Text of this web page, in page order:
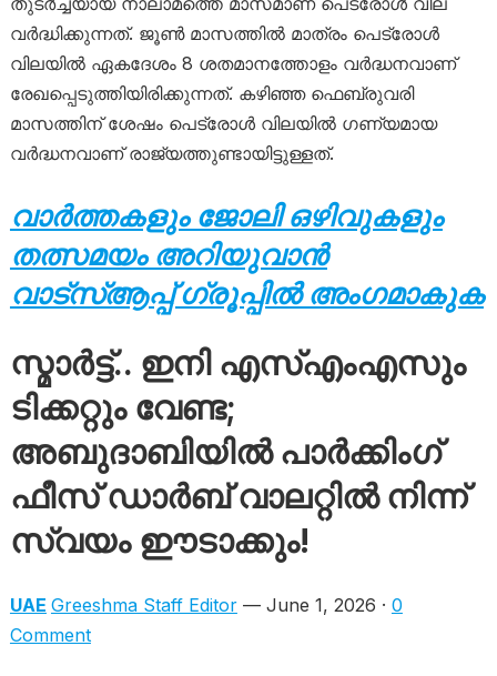
വർദ്ധിക്കുന്നത്. ജൂൺ മാസത്തിൽ മാത്രം പെട്രോൾ
വിലയിൽ ഏകദേശം 8 ശതമാനത്തോളം വർദ്ധനവാണ്
രേഖപ്പെടുത്തിയിരിക്കുന്നത്. കഴിഞ്ഞ ഫെബ്രുവരി
മാസത്തിന് ശേഷം പെട്രോൾ വിലയിൽ ഗണ്യമായ
വർദ്ധനവാണ് രാജ്യത്തുണ്ടായിട്ടുള്ളത്.
വാർത്തകളും ജോലി ഒഴിവുകളും
തത്സമയം അറിയുവാൻ
വാട്സ്ആപ്പ് ഗ്രൂപ്പിൽ അംഗമാകുക
സ്മാർട്ട്.. ഇനി എസ്എംഎസും
ടിക്കറ്റും വേണ്ട;
അബുദാബിയിൽ പാർക്കിംഗ്
ഫീസ് ഡാർബ് വാലറ്റിൽ നിന്ന്
സ്വയം ഈടാക്കും!
UAE Greeshma Staff Editor— June 1, 2026 · 0
Comment